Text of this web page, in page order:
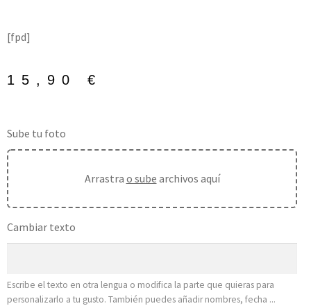
[fpd]
15,90 €
Sube tu foto
Arrastra o sube archivos aquí
Cambiar texto
Escribe el texto en otra lengua o modifica la parte que quieras para
personalizarlo a tu gusto. También puedes añadir nombres, fecha ...